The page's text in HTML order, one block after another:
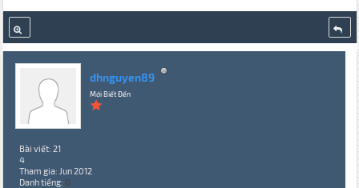
dhnguyen89
Mới Biết Đến
Bài viết: 21
4
Tham gia: Jun 2012
Danh tiếng: 0